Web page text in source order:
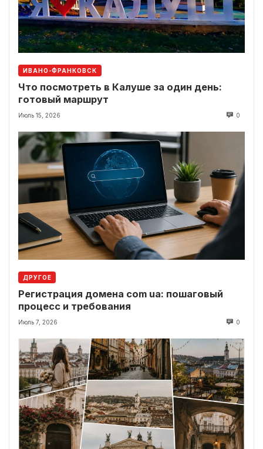
ИВАНО-ФРАНКОВСК
Что посмотреть в Калуше за один день:
готовый маршрут
Июль 15, 2026 0
ДРУГОЕ
Регистрация домена com ua: пошаговый
процесс и требования
Июль 7, 2026 0